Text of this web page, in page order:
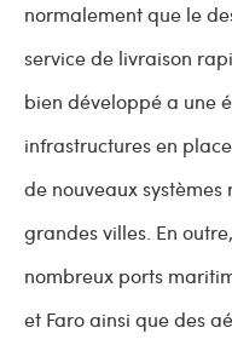
normalement que le
service de livraison
bien développé a une
infrastructures en
de nouveaux
grandes villes. En
nombreux ports
et Faro ainsi que des